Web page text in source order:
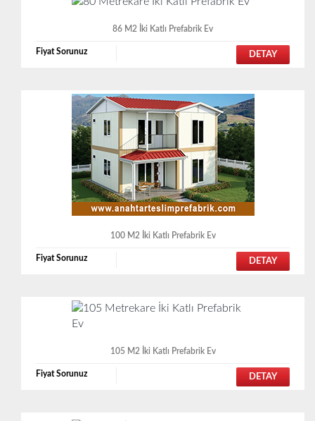
86 M2 İki Katlı Prefabrik Ev
Fiyat Sorunuz DETAY
100 M2 İki Katlı Prefabrik Ev
Fiyat Sorunuz DETAY
105 M2 İki Katlı Prefabrik Ev
Fiyat Sorunuz DETAY